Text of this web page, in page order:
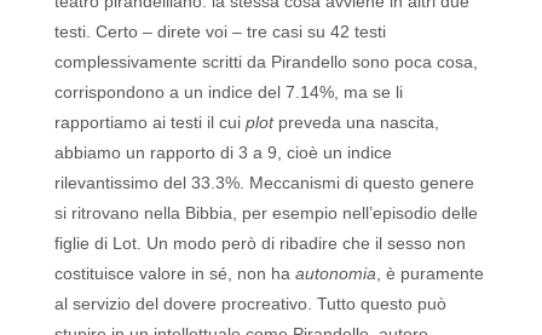
testi. Certo – direte voi – tre casi su 42 testi
complessivamente scritti da Pirandello sono poca cosa,
corrispondono a un indice del 7.14%, ma se li
rapportiamo ai testi il cui plotpreveda una nascita,
abbiamo un rapporto di 3 a 9, cioè un indice
rilevantissimo del 33.3%. Meccanismi di questo genere
si ritrovano nella Bibbia, per esempio nell’episodio delle
figlie di Lot. Un modo però di ribadire che il sesso non
costituisce valore in sé, non ha autonomia, è puramente
al servizio del dovere procreativo. Tutto questo può